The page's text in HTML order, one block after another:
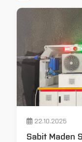
22.10.2025
Sabit Maden